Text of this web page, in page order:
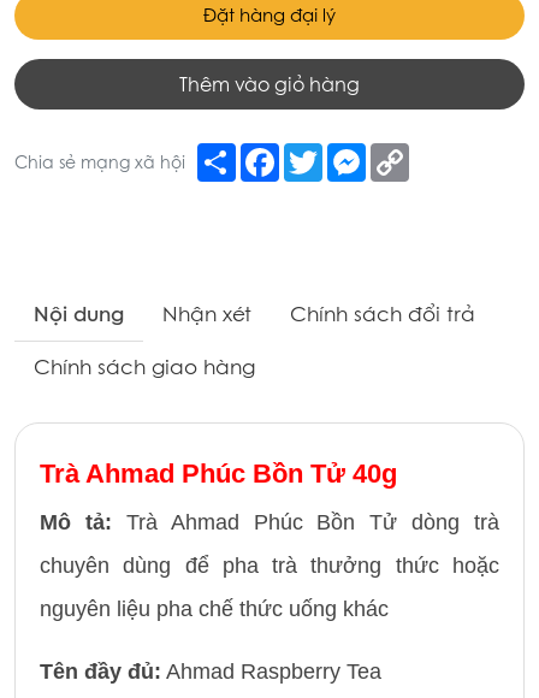
Đặt hàng đại lý
Thêm vào giỏ hàng
Chia sẻ mạng xã hội Share Facebook
TwitterMessenger
Nội dung Nhận xét
Chính sách đổi trả
Chính sách giao hàng
Trà Ahmad Phúc Bồn Tử 40g
Mô tả: Trà Ahmad Phúc Bồn Tử dòng trà
chuyên dùng để pha trà thưởng thức hoặc
nguyên liệu pha chế thức uống khác
Tên đầy đủ: Ahmad Raspberry Tea